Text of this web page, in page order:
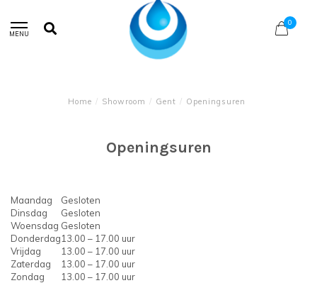
MENU
0
Home / Showroom / Gent / Openingsuren
Openingsuren
Maandag
Gesloten
Dinsdag
Gesloten
Woensdag Gesloten
Donderdag13.00 – 17.00 uur
Vrijdag
13.00 – 17.00 uur
Zaterdag
13.00 – 17.00 uur
Zondag
13.00 – 17.00 uur